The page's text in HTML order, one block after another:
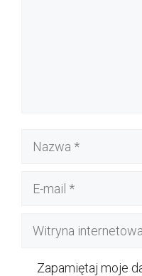
Nazwa
Witryna
Zapamiętaj moje